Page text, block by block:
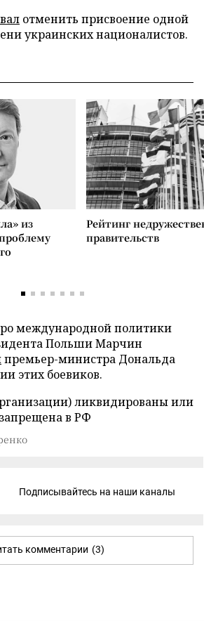
отменить присвоение одной
украинских националистов.
из
Рейтинг
правительств
международной политики
Польши Марчин
премьер-министра Дональда
этих боевиков.
ликвидированы или
в РФ
Подписывайтесь на наши каналы
комментарии (3)